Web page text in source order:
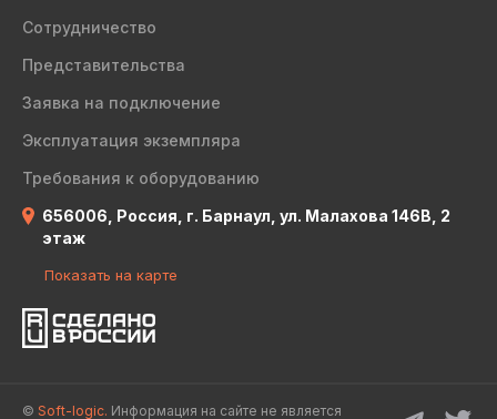
Сотрудничество
Представительства
Заявка на подключение
Эксплуатация экземпляра
Требования к оборудованию
656006, Россия, г. Барнаул, ул. Малахова 146В, 2
этаж
Показать на карте
© Soft-logic. Информация на сайте не является